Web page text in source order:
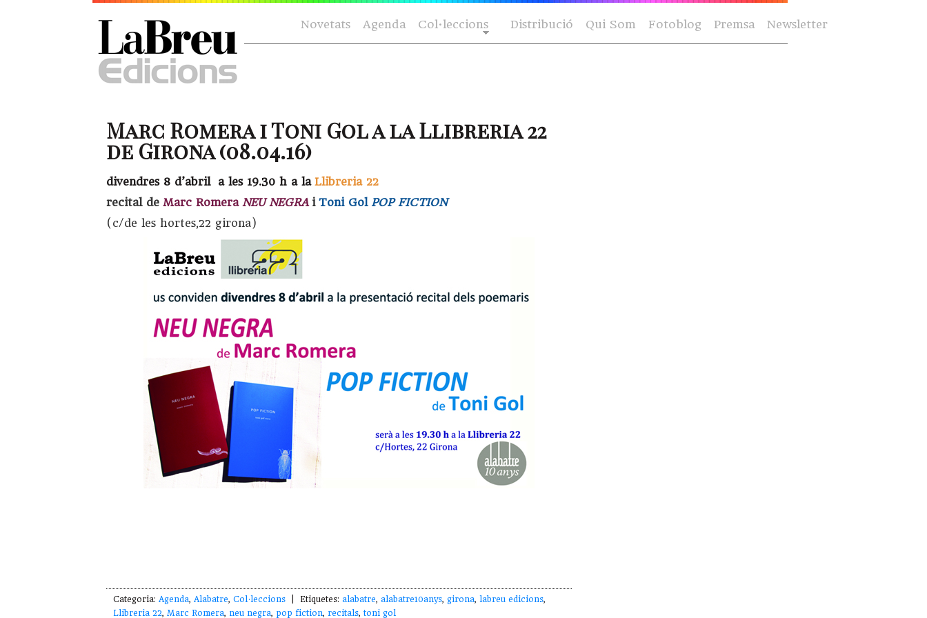
Novetats Agenda Col·leccions Distribució Qui Som Fotoblog Premsa Newsletter
Marc Romera i Toni Gol a la Llibreria 22
de Girona (08.04.16)
divendres 8 d’abril a les 19.30 h a laLlibreria 22
recital deMarc RomeraNEU NEGRA iToni GolPOP FICTION
(c/de les hortes,22 girona)
Categoria:Agenda,Alabatre,Col·leccions | Etiquetes:alabatre,alabatre10anys,girona,labreu edicions,
Llibreria 22,Marc Romera, neu negra, pop fiction, recitals,toni gol